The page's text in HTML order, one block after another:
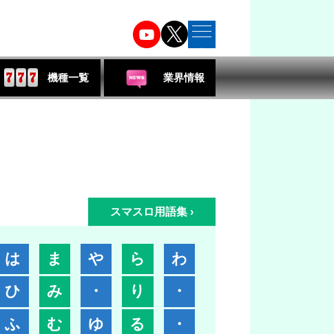
機種一覧 業界情報
スマスロ用語集 ›
は
ひ
ふ
ま
み
む
や
・
ゆ
ら
り
る
わ
・
・